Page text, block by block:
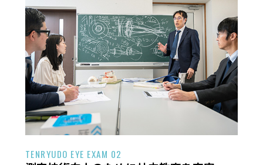
TENRYUDO EYE EXAM 02